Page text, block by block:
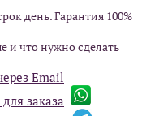
день. Гарантия 100%
и что нужно сделать
Email
заказа